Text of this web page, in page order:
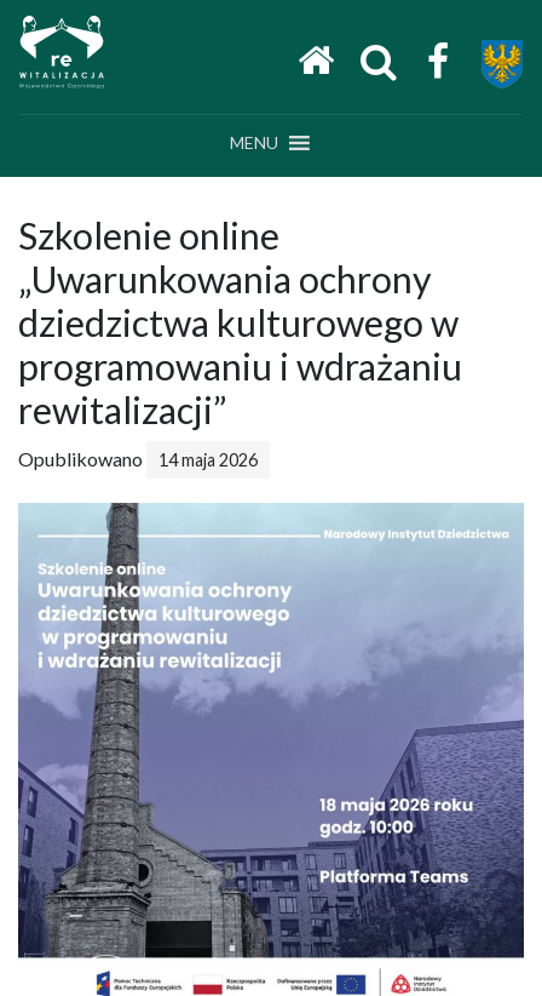
Main Navigation
MENU
Szkolenie online
„Uwarunkowania ochrony
dziedzictwa kulturowego w
programowaniu i wdrażaniu
rewitalizacji”
Opublikowano 14 maja 2026